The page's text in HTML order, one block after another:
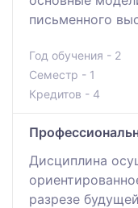
письменного
Год обучения - 2
Семестр - 1
Кредитов - 4
Дисциплина
разрезе